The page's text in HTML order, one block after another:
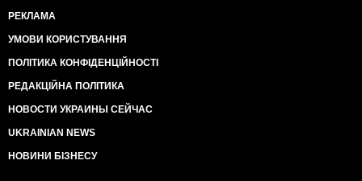
РЕКЛАМА
УМОВИ КОРИСТУВАННЯ
ПОЛІТИКА КОНФІДЕНЦІЙНОСТІ
РЕДАКЦІЙНА ПОЛІТИКА
НОВОСТИ УКРАИНЫ СЕЙЧАС
UKRAINIAN NEWS
НОВИНИ БІЗНЕСУ